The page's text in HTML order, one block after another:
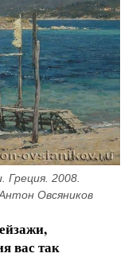
Греция. 2008.
Овсяников
вас так